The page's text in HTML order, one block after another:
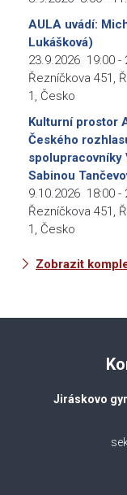
AULA uvádí:
Lukášková)
23.9.2026 19:00 -
Řezníčkova 451,
1, Česko
Kulturní prostor
Českého
spolupracovníky
Sabinou
9.10.2026 18:00 -
Řezníčkova 451,
1, Česko
Zobrazit
Jiráskovo